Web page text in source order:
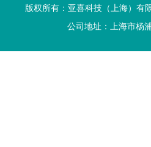
版权所有：亚喜科技（上海）
公司地址：上海市杨